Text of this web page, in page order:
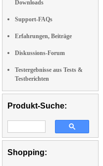
Downloads
Support-FAQs
Erfahrungen, Beiträge
Diskussions-Forum
Testergebnisse aus Tests &
Testberichten
Produkt-Suche:
Shopping: